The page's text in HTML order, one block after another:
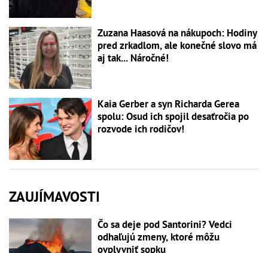
Zuzana Haasová na nákupoch: Hodiny
pred zrkadlom, ale konečné slovo má
aj tak... Náročné!
Kaia Gerber a syn Richarda Gerea
spolu: Osud ich spojil desaťročia po
rozvode ich rodičov!
ZAUJÍMAVOSTI
Čo sa deje pod Santorini? Vedci
odhaľujú zmeny, ktoré môžu
ovplyvniť sopku